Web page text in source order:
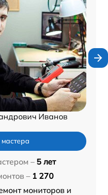
Иванов
– 5 лет
– 1 270
мониторов и